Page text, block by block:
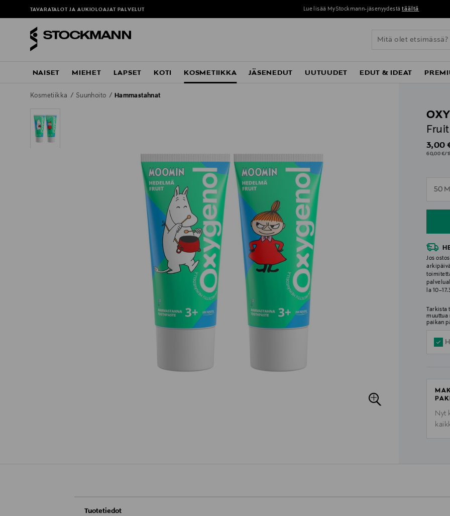
TAVARATALOT JA AUKIOLOAJAT PALVELUT Lue lisää MyStockmann-jäsenyydestä täältä
NAISET MIEHET LAPSET KOTI KOSMETIIKKA JÄSENEDUT UUTUUDET EDUT & IDEAT
Kosmetiikka Suunhoito Hammastahnat
3,00
60,00 €/1l
50
Jos
la
muuttua
paikan
Nyt
Tuotetiedot